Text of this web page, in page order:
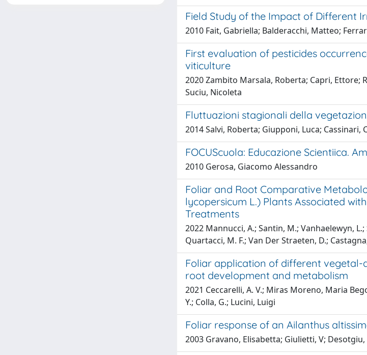
Field Study of the Impact of Different
2010 Fait, Gabriella; Balderacchi, Matteo;
First evaluation of pesticides
viticulture
2020 Zambito Marsala, Roberta; Capri, Ettore;
Suciu, Nicoleta
Fluttuazioni stagionali della
2014 Salvi, Roberta; Giupponi, Luca;
FOCUScuola: Educazione Scientiica.
2010 Gerosa, Giacomo Alessandro
Foliar and Root Comparative
lycopersicum L.) Plants Associated
Treatments
2022 Mannucci, A.; Santin, M.; Vanhaelewyn,
Quartacci, M. F.; Van Der Straeten, D.;
Foliar application of different
root development and metabolism
2021 Ceccarelli, A. V.; Miras Moreno, Maria
Y.; Colla, G.; Lucini, Luigi
Foliar response of an Ailanthus
2003 Gravano, Elisabetta; Giulietti, V;